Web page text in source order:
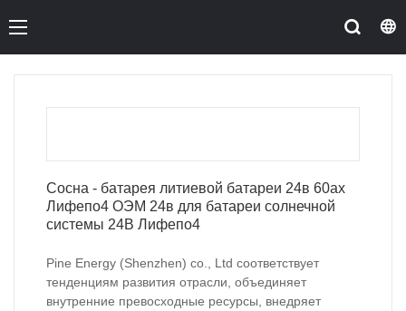
Сосна - батарея литиевой батареи 24в 60ах
Лифепо4 ОЭМ 24в для батареи солнечной
системы 24В Лифепо4
Pine Energy (Shenzhen) co., Ltd соответствует
тенденциям развития отрасли, объединяет
внутренние превосходные ресурсы, внедряет